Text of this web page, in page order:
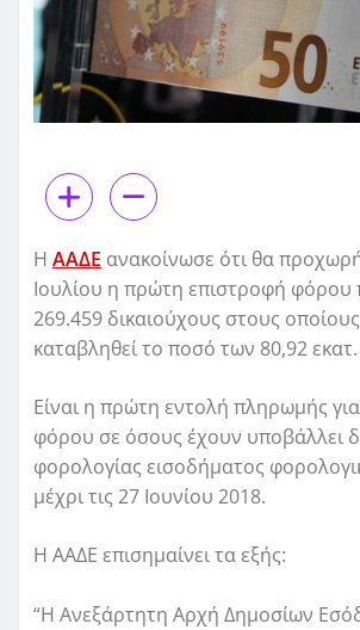
Η ΑΑΔΕ ανακοίνωσε ότι θα
Ιουλίου η πρώτη επιστροφή
269.459 δικαιούχους στους
καταβληθεί το ποσό των 80,92
Είναι η πρώτη εντολή πληρωμής
φόρου σε όσους έχουν υποβάλλει
φορολογίας εισοδήματος
μέχρι τις 27 Ιουνίου 2018.
Η ΑΑΔΕ επισημαίνει τα εξής:
“Η Ανεξάρτητη Αρχή Δημοσίων